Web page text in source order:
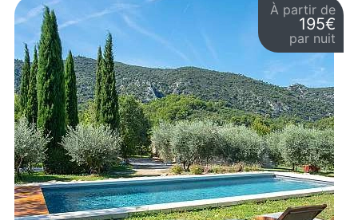
À partir de
195€
par nuit